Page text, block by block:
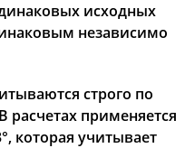
16:58 20:10 21:59
16:56 20:06 21:53
16:54 20:03 21:50
исходных
независимо
строго по
применяется
которая учитывает